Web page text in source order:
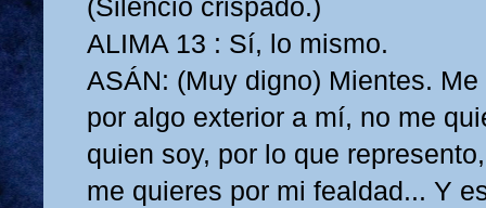
(Silencio crispado.)
ALIMA 13 : Sí, lo mismo.
ASÁN: (Muy digno) Mientes. Me
por algo exterior a mí, no me
quien soy, por lo que
me quieres por mi fealdad... Y